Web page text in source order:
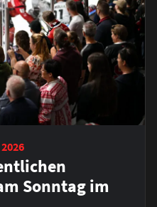
Sonntag im